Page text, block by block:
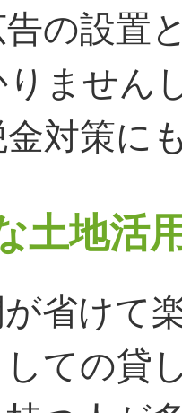
の設置
ません
対策に
土地活
省けて
ての貸